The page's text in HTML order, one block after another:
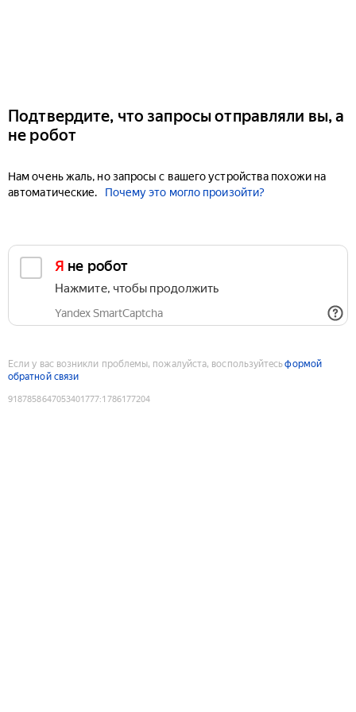
Подтвердите, что запросы отправляли вы, а
не робот
Нам очень жаль, но запросы с вашего устройства похожи на
автоматические.
Почему это могло произойти?
Я не робот
Нажмите, чтобы продолжить
Yandex SmartCaptcha
Если у вас возникли проблемы, пожалуйста, воспользуйтесьформой
обратной связи
9187858647053401777:1786177204